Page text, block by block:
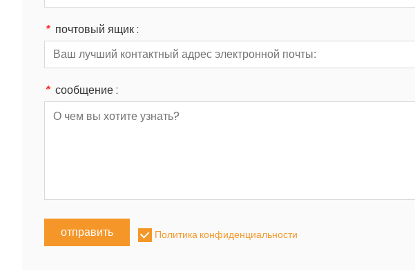
* почтовый ящик :
* сообщение :
отправить Политика конфиденциальности